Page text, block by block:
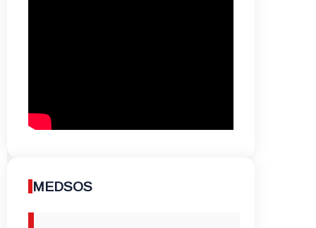
MEDSOS